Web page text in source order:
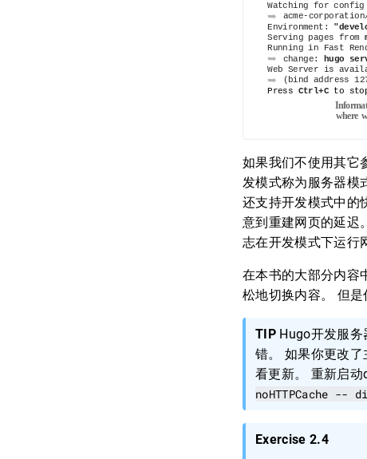
如果我们不使用其它
发模式称为服务器模
还支持开发模式中的
意到重建网页的延迟
志在开发模式下运行
在本书的大部分内容
松地切换内容。 但是
TIP Hugo开发服
错。 如果你更改
看更新。 重新启
noHTTPCache --
Exercise 2.4